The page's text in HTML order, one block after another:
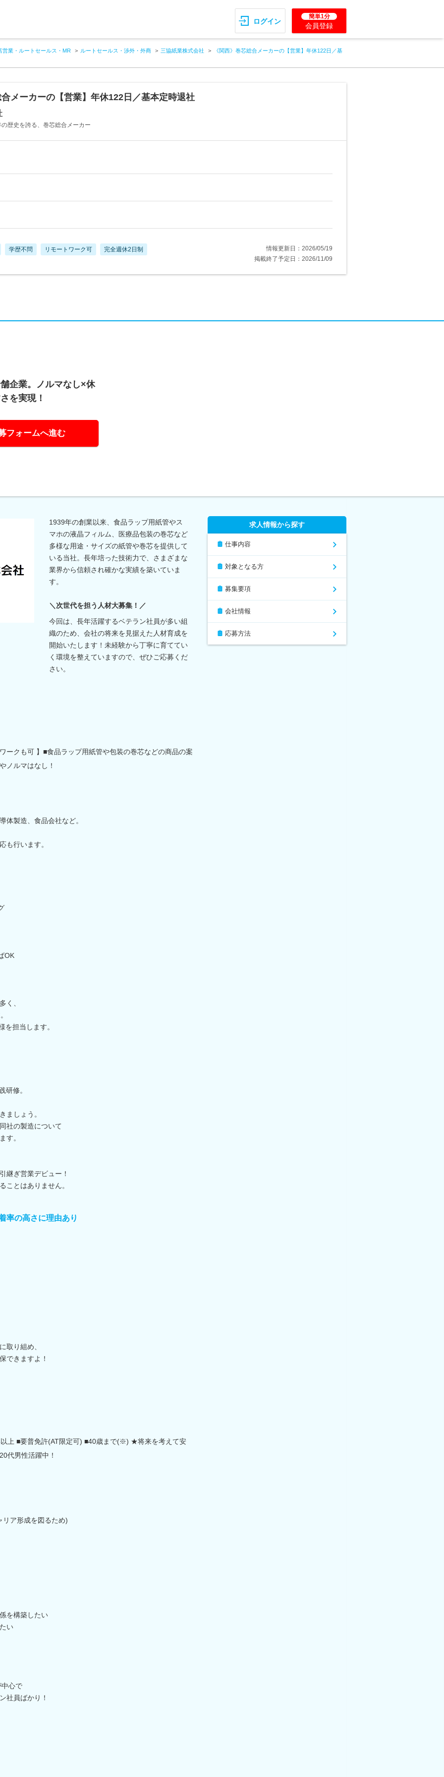
ログイン
簡単1分
会員登録
営業・ルートセールス・MR ルートセールス・渉外・外商 三協紙業株式会社 《関西》巻芯総合メーカーの【営業】年休122日／基
メーカーの【営業】年休122日／基本定時退社
歴史を誇る、巻芯総合メーカー
学歴不問 リモートワーク可 完全週休2日制
情報更新日：2026/05/19
掲載終了予定日：2026/11/09
企業。ノルマなし×休
を実現！
フォームへ進む
1939年の創業以来、食品ラップ用紙管やス
マホの液晶フィルム、医療品包装の巻芯など
多様な用途・サイズの紙管や巻芯を提供して
いる当社。長年培った技術力で、さまざまな
業界から信頼され確かな実績を築いていま
す。
＼次世代を担う人材大募集！／
今回は、長年活躍するベテラン社員が多い組
織のため、会社の将来を見据えた人材育成を
開始いたします！未経験から丁寧に育ててい
く環境を整えていますので、ぜひご応募くだ
さい。
ークも可 】■食品ラップ用紙管や包装の巻芯などの商品の案
ノルマはなし！
体製造、食品会社など。
も行います。
OK
く、
を担当します。
研修。
ましょう。
社の製造について
す。
継ぎ営業デビュー！
ことはありません。
率の高さに理由あり
取り組め、
できますよ！
上 ■要普免許(AT限定可) ■40歳まで(※) ★将来を考えて安
代男性活躍中！
ア形成を図るため)
を構築したい
い
心で
社員ばかり！
求人情報から探す
仕事内容
対象となる方
募集要項
会社情報
応募方法